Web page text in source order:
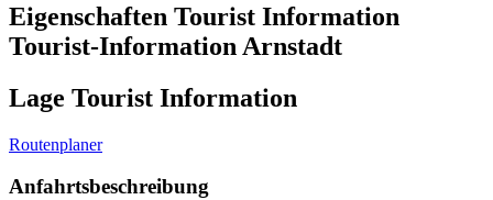
Eigenschaften Tourist Information
Tourist-Information Arnstadt
Lage Tourist Information
Routenplaner
Anfahrtsbeschreibung